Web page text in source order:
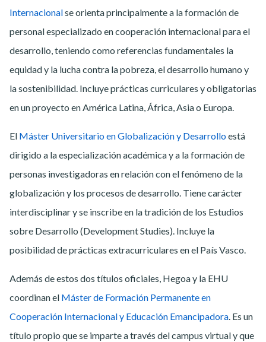
Internacionalse orienta principalmente a la formación de
personal especializado en cooperación internacional para el
desarrollo, teniendo como referencias fundamentales la
equidad y la lucha contra la pobreza, el desarrollo humano y
la sostenibilidad. Incluye prácticas curriculares y obligatorias
en un proyecto en América Latina, África, Asia o Europa.
El Máster Universitario en Globalización y Desarrolloestá
dirigido a la especialización académica y a la formación de
personas investigadoras en relación con el fenómeno de la
globalización y los procesos de desarrollo. Tiene carácter
interdisciplinar y se inscribe en la tradición de los Estudios
sobre Desarrollo (Development Studies). Incluye la
posibilidad de prácticas extracurriculares en el País Vasco.
Además de estos dos títulos oficiales, Hegoa y la EHU
coordinan el Máster de Formación Permanente en
Cooperación Internacional y Educación Emancipadora. Es un
título propio que se imparte a través del campus virtual y que